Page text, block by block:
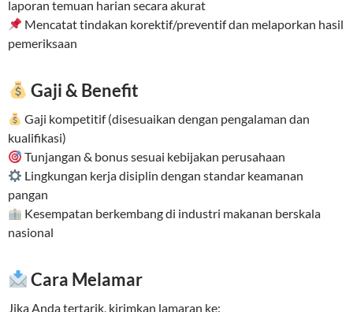
laporan temuan harian secara akurat
Mencatat tindakan korektif/preventif dan melaporkan hasil
pemeriksaan
Gaji & Benefit
Gaji kompetitif (disesuaikan dengan pengalaman dan
kualifikasi)
Tunjangan & bonus sesuai kebijakan perusahaan
Lingkungan kerja disiplin dengan standar keamanan
pangan
Kesempatan berkembang di industri makanan berskala
nasional
Cara Melamar
Jika Anda tertarik, kirimkan lamaran ke: